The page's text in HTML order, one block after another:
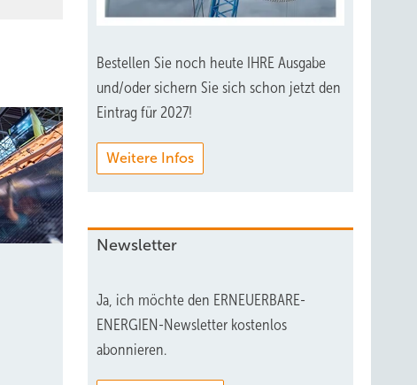
Bestellen Sie noch heute IHRE Ausgabe
und/oder sichern Sie sich schon jetzt den
Eintrag für 2027!
Weitere Infos
Newsletter
Ja, ich möchte den ERNEUERBARE-
ENERGIEN-Newsletter kostenlos
abonnieren.